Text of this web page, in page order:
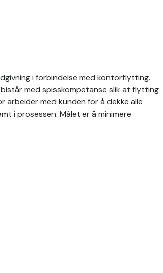
i forbindelse med kontorflytting.
med spisskompetanse slik at flytting
arbeider med kunden for å dekke alle
i prosessen. Målet er å minimere